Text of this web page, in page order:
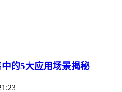
的5大应用场景揭秘